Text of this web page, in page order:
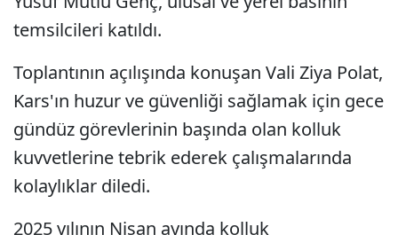
temsilcileri katıldı.
Toplantının açılışında konuşan Vali Ziya Polat,
Kars'ın huzur ve güvenliği sağlamak için gece
gündüz görevlerinin başında olan kolluk
kuvvetlerine tebrik ederek çalışmalarında
kolaylıklar diledi.
2025 yılının Nisan ayında kolluk